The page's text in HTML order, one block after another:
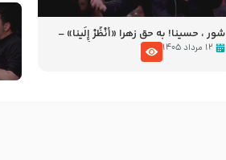
شور ، حسینا! به‌ حق زهرا «أُنْظُرْ إِلَینا» –
عزاداری شب هفتم ماه محرّم 1405
۱۲ مرداد ۱۴۰۵